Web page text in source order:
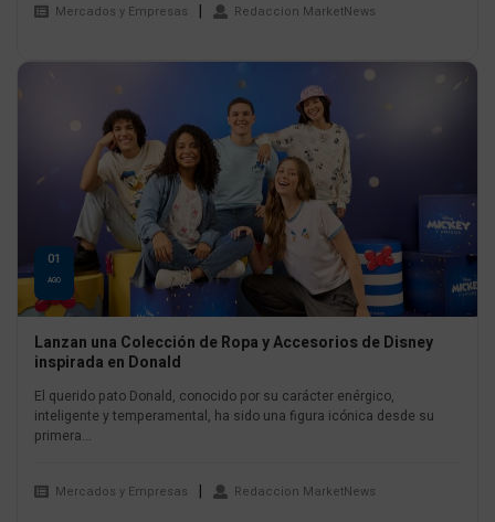
Mercados y Empresas Redaccion MarketNews
01
AGO
Lanzan una Colección de Ropa y Accesorios de Disney
inspirada en Donald
El querido pato Donald, conocido por su carácter enérgico,
inteligente y temperamental, ha sido una figura icónica desde su
primera...
Mercados y Empresas Redaccion MarketNews